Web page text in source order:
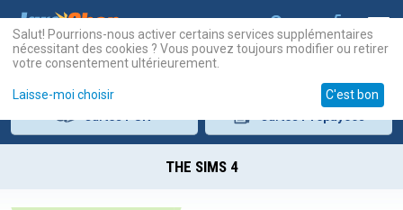
THE SIMS 4
Salut! Pourrions-nous activer certains services supplémentaires
nécessitant des cookies ? Vous pouvez toujours modifier ou retirer
votre consentement ultérieurement.
Laisse-moi choisir C'est bon